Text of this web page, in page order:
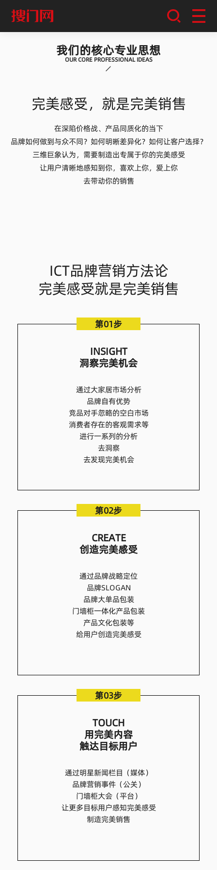
我们的核心专业思想
OUR CORE PROFESSIONAL IDEAS
完美感受，就是完美销售
在深陷价格战、产品同质化的当下
品牌如何做到与众不同？如何明晰差异化？如何让客户选择？
三维巨象认为，需要制造出专属于你的完美感受
让用户清晰地感知到你，喜欢上你，爱上你
去带动你的销售
ICT品牌营销方法论
完美感受就是完美销售
第01步
INSIGHT
洞察完美机会
通过大家居市场分析
品牌自有优势
竞品对手忽略的空白市场
消费者存在的客观需求等
进行一系列的分析
去洞察
去发现完美机会
第02步
CREATE
创造完美感受
通过品牌战略定位
品牌SLOGAN
品牌大单品包装
门墙柜一体化产品包装
产品文化包装等
给用户创造完美感受
第03步
TOUCH
用完美内容
触达目标用户
通过明星新闻栏目（媒体）
品牌营销事件（公关）
门墙柜大会（平台）
让更多目标用户感知完美感受
制造完美销售